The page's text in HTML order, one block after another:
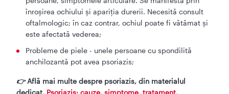
înroșirea ochiului și apariția durerii. Necesită consult
oftalmologic; în caz contrar, ochiul poate fi vătămat și
este afectată vederea;
Probleme de piele - unele persoane cu spondilită
anchilozantă pot avea psoriazis;
👉Află mai multe despre psoriazis, din materialul
dedicat, Psoriazis: cauze, simptome, tratament.